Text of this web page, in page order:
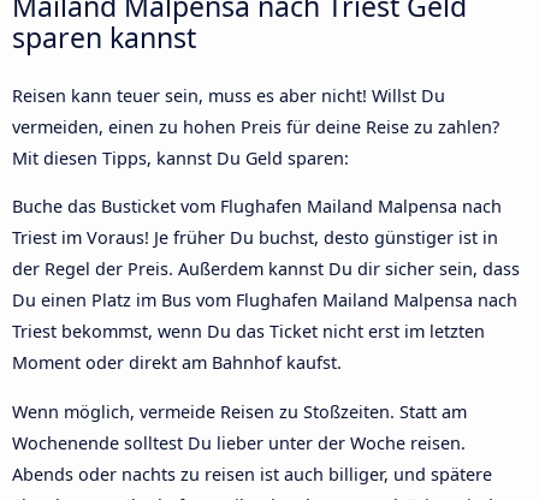
sparen kannst
Reisen kann teuer sein, muss es aber nicht! Willst Du
vermeiden, einen zu hohen Preis für deine Reise zu zahlen?
Mit diesen Tipps, kannst Du Geld sparen:
Buche das Busticket vom Flughafen Mailand Malpensa nach
Triest im Voraus! Je früher Du buchst, desto günstiger ist in
der Regel der Preis. Außerdem kannst Du dir sicher sein, dass
Du einen Platz im Bus vom Flughafen Mailand Malpensa nach
Triest bekommst, wenn Du das Ticket nicht erst im letzten
Moment oder direkt am Bahnhof kaufst.
Wenn möglich, vermeide Reisen zu Stoßzeiten. Statt am
Wochenende solltest Du lieber unter der Woche reisen.
Abends oder nachts zu reisen ist auch billiger, und spätere